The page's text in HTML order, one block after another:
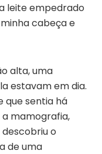
leite empedrado
cabeça e
alta, uma
estavam em dia.
que sentia há
a mamografia,
o
de uma